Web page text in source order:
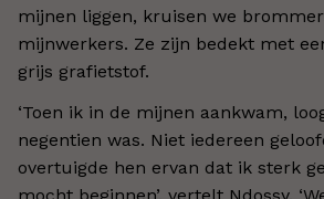
mijnen liggen, kruisen we
mijnwerkers. Ze zijn bedekt met
grijs grafietstof.
‘Toen ik in de mijnen aankwam,
negentien was. Niet iedereen
overtuigde hen ervan dat ik sterk